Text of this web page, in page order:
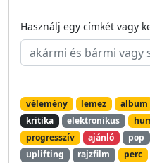
Használj egy címkét vagy
vélemény lemez album
kritika
elektronikus
progresszív
ajánló pop
uplifting
rajzfilm perc